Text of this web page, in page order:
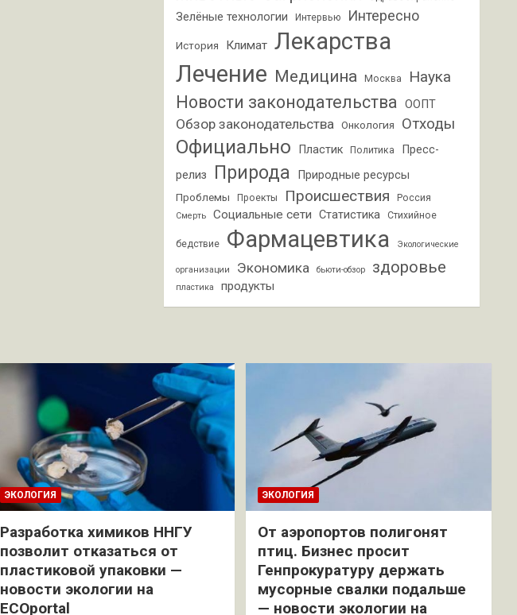
Зелёные технологии Интервью Интересно
История Климат Лекарства
Лечение Медицина Москва Наука
Новости законодательства ООПТ
Обзор законодательства Онкология Отходы
Официально Пластик Политика
Пресс-
релиз
Природа Природные ресурсы
Проблемы Проекты Происшествия Россия
Смерть Социальные сети Статистика Стихийное
бедствие Фармацевтика Экологические
организации Экономика бьюти-обзор здоровье
пластика продукты
ЭКОЛОГИЯ
Разработка химиков ННГУ
позволит отказаться от
пластиковой упаковки —
новости экологии на
ECOportal
ЭКОЛОГИЯ
От аэропортов полигонят
птиц. Бизнес просит
Генпрокуратуру держать
мусорные свалки подальше
— новости экологии на